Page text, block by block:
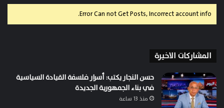
Error Can not Get Posts, Incorrect account info.
المشاركات الاخيرة
حسن النجار يكتب: أسرار فلسفة القيادة السياسية
في بناء الجمهورية الجديدة
منذ 13 ساعة